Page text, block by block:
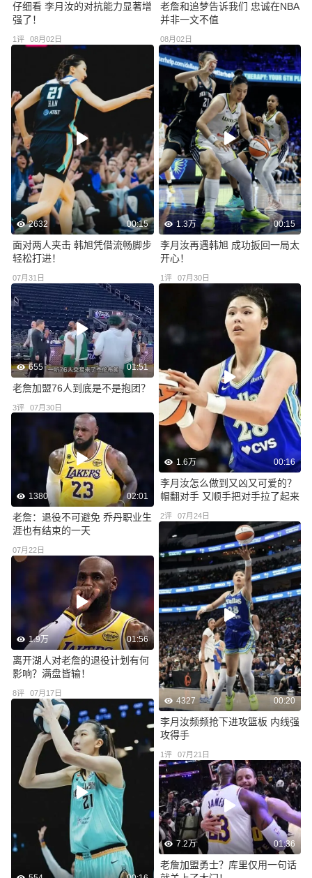
仔细看 李月汝的对抗能力显著增
强了！
1评 08月02日
2632 00:15
面对两人夹击 韩旭凭借流畅脚步
轻松打进！
07月31日
655 01:51
老詹加盟76人到底是不是抱团？
3评 07月30日
1380 02:01
老詹：退役不可避免 乔丹职业生
涯也有结束的一天
07月22日
1.9万 01:56
离开湖人对老詹的退役计划有何
影响？满盘皆输！
8评 07月17日
老詹和追梦告诉我们 忠诚在NBA
并非一文不值
08月02日
1.3万 00:15
李月汝再遇韩旭 成功扳回一局太
开心！
1评 07月30日
1.6万 00:16
李月汝怎么做到又凶又可爱的？
帽翻对手 又顺手把对手拉了起来
2评 07月24日
4327 00:20
李月汝频频抢下进攻篮板 内线强
攻得手
1评 07月21日
7.2万 01:36
老詹加盟勇士？库里仅用一句话